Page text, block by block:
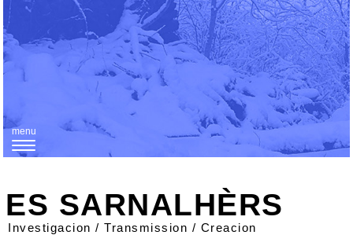
T
g
g
menu
ES SARNALHÈRS
Investigacion / Transmission / Creacion